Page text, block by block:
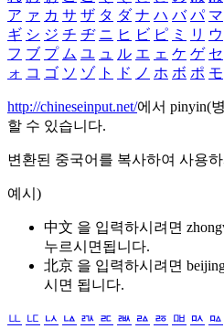
ア ァ カ サ ザ タ ダ ナ ハ バ パ マ
ギ シ ジ チ ヂ ニ ヒ ビ ピ ミ リ ウ
フ ブ プ ム ユ ュ ル エ ェ ケ ゲ セ
ォ コ ゴ ソ ゾ ト ド ノ ホ ボ ポ モ
http://chineseinput.net/에서 pinyin(
할 수 있습니다.
변환된 중국어를 복사하여 사용
예시)
中文 을 입력하시려면
누르시면됩니다.
北京 을 입력하시려면
시면 됩니다.
ㅥ ㅦ ㅧ ㅨ ㅩ ㅪ ㅫ ㅬ ㅭ ㅮ ㅯ ㅰ